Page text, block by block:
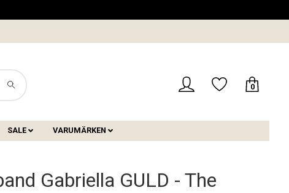
0
SALE VARUMÄRKEN
Gabriella GULD - The